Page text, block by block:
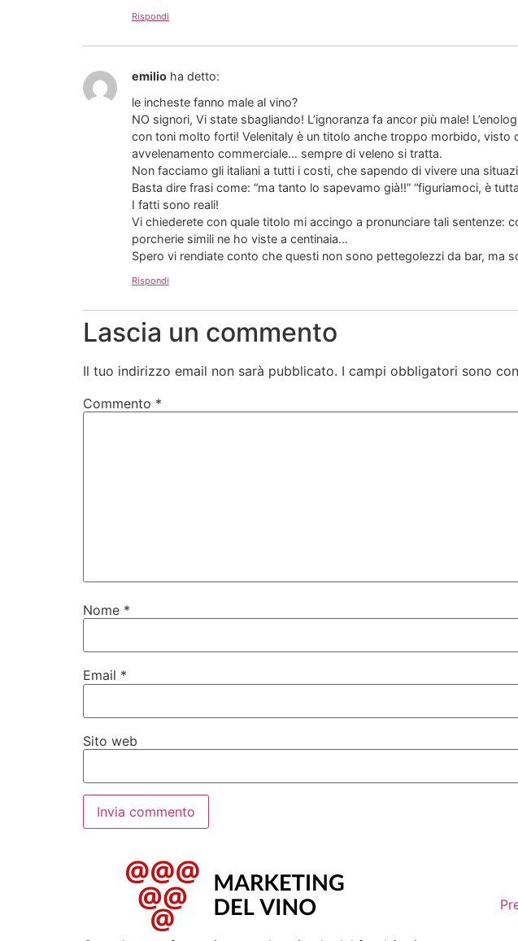
Rispondi
emilio ha detto:
le incheste fanno male al vino?
NO signori, Vi state sbagliando! L’ignoranza fa ancor più male!
con toni molto forti! Velenitaly è un titolo anche troppo morbido, visto
avvelenamento commerciale… sempre di veleno si tratta.
Non facciamo gli italiani a tutti i costi, che sapendo di vivere una
Basta dire frasi come: “ma tanto lo sapevamo già!!” “figuriamoci, è
I fatti sono reali!
Vi chiederete con quale titolo mi accingo a pronunciare tali
porcherie simili ne ho viste a centinaia…
Spero vi rendiate conto che questi non sono pettegolezzi da bar, ma
Rispondi
Lascia un commento
Il tuo indirizzo email non sarà pubblicato. I campi obbligatori sono
Commento *
Nome *
Email *
Sito web